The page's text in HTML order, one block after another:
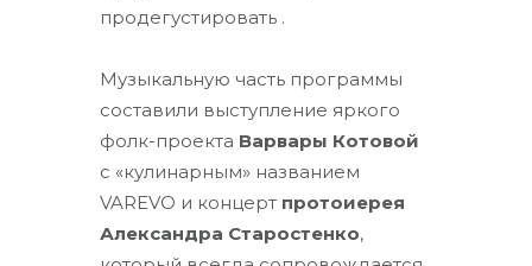
продегустировать .
Музыкальную часть программы
составили выступление яркого
фолк-проекта Варвары Котовой
с «кулинарным» названием
VAREVO и концерт протоиерея
Александра Старостенко,